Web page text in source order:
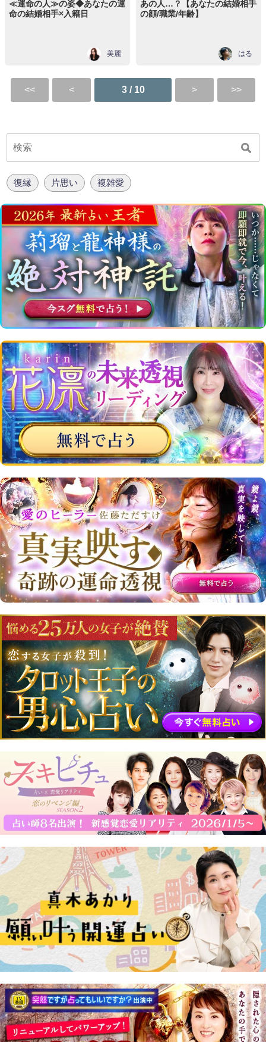
≪運命の人≫の姿◆あなたの運
命の結婚相手×入籍日
美麗
あの人…？【あなたの結婚相手
の顔/職業/年齢】
はる
3 / 10
復縁 片思い 複雑愛